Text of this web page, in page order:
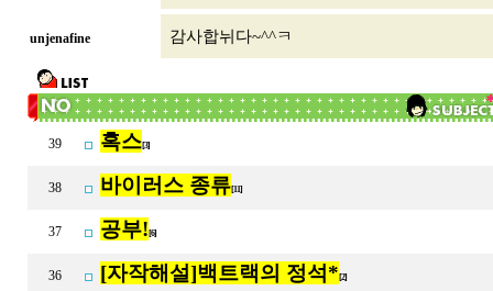
unjenafine 감사합뉘다~^^ㅋ
39 혹스[3]
38 바이러스 종류[11]
37 공부! [6]
36 [자작해설]백트랙의 정석* [2]